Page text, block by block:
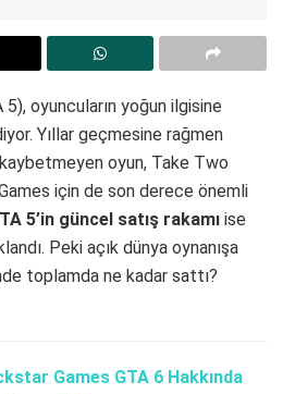
oyuncuların yoğun ilgisine
Yıllar geçmesine rağmen
oyun, Take Two
için de son derece önemli
5’in güncel satış rakamı ise
Peki açık dünya oynanışa
toplamda ne kadar sattı?
Games GTA 6 Hakkında